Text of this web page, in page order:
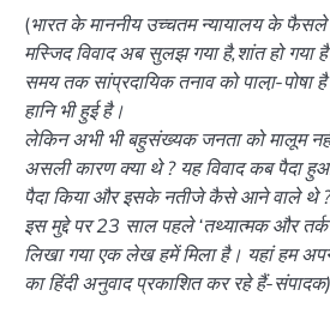
(भारत के माननीय उच्चतम न्यायालय के फैसले
मस्जिद विवाद अब सुलझ गया है,शांत हो गया
समय तक सांप्रदायिक तनाव को पाला़-पोषा
हानि भी हुई है।
लेकिन अभी भी बहुसंख्यक जनता को मालूम
असली कारण क्या थे ? यह विवाद कब पैदा
पैदा किया और इसके नतीजे कैसे आने वाले थे
इस मुद्दे पर 23 साल पहले ‘तथ्यात्मक और
लिखा गया एक लेख हमें मिला है। यहां हम
का हिंदी अनुवाद प्रकाशित कर रहे हैं-संपादक)